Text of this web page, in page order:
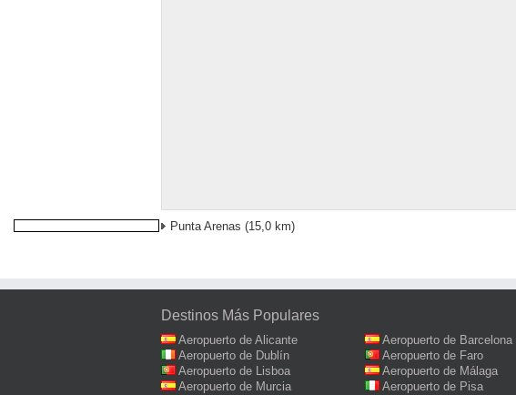
Punta Arenas (15,0 km)
Destinos Más Populares
Aeropuerto de Alicante Aeropuerto de Barcelona
Aeropuerto de Dublín
Aeropuerto de Faro
Aeropuerto de Lisboa
Aeropuerto de Málaga
Aeropuerto de Murcia
Aeropuerto de Pisa